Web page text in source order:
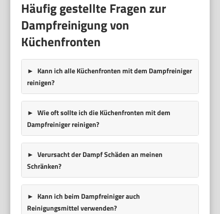
Häufig gestellte Fragen zur
Dampfreinigung von
Küchenfronten
Kann ich alle Küchenfronten mit dem Dampfreiniger
reinigen?
Wie oft sollte ich die Küchenfronten mit dem
Dampfreiniger reinigen?
Verursacht der Dampf Schäden an meinen
Schränken?
Kann ich beim Dampfreiniger auch
Reinigungsmittel verwenden?